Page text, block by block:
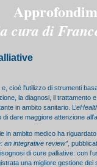
cura di
e, cioè l'utilizzo di strumenti
la diagnosi, il trattamento
in ambito sanitario. L’
dare maggiore attenzione
in ambito medico ha
an integrative review”,
di cure palliative: con
una migliore gestione